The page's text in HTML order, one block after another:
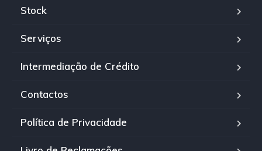
Stock
Serviços
Intermediação de Crédito
Contactos
Política de Privacidade